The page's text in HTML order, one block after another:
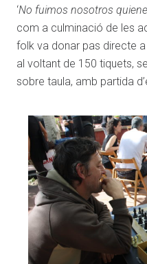
‘No fuimos nosotros
com a culminació de les
folk va donar pas directe a
al voltant de 150 tiquets,
sobre taula, amb partida